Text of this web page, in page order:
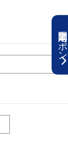
期間限定クーポン